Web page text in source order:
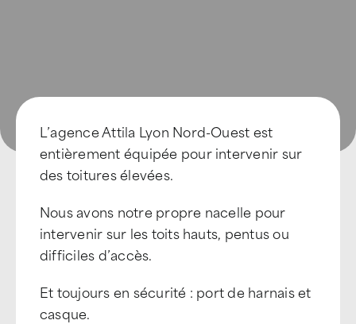
L’agence Attila Lyon Nord-Ouest est
entièrement équipée pour intervenir sur
des toitures élevées.
Nous avons notre propre nacelle pour
intervenir sur les toits hauts, pentus ou
difficiles d’accès.
Et toujours en sécurité : port de harnais et
casque.